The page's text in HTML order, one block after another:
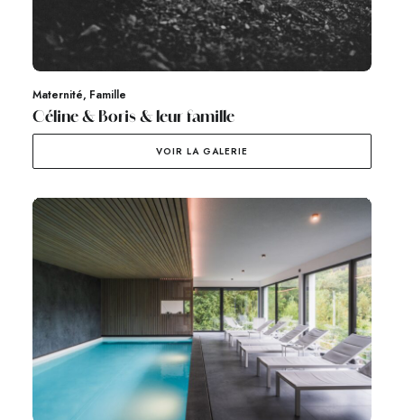
Maternité, Famille
Céline & Boris & leur famille
VOIR LA GALERIE